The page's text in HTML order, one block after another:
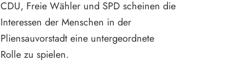
CDU, Freie Wähler und SPD scheinen die
Interessen der Menschen in der
Pliensauvorstadt eine untergeordnete
Rolle zu spielen.